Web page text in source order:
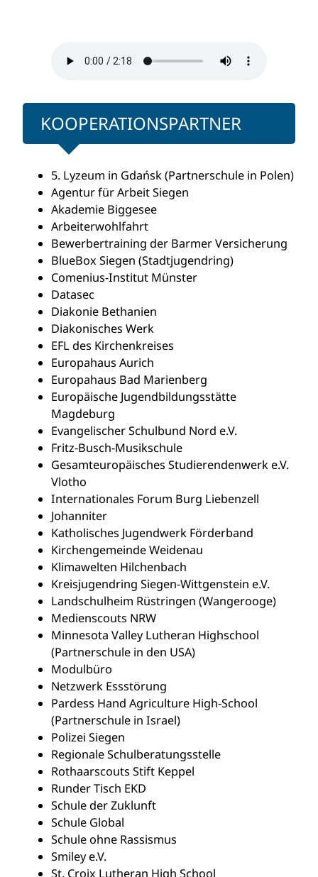
KOOPERATIONSPARTNER
5. Lyzeum in Gdańsk (Partnerschule in Polen)
Agentur für Arbeit Siegen
Akademie Biggesee
Arbeiterwohlfahrt
Bewerbertraining der Barmer Versicherung
BlueBox Siegen (Stadtjugendring)
Comenius-Institut Münster
Datasec
Diakonie Bethanien
Diakonisches Werk
EFL des Kirchenkreises
Europahaus Aurich
Europahaus Bad Marienberg
Europäische Jugendbildungsstätte
Magdeburg
Evangelischer Schulbund Nord e.V.
Fritz-Busch-Musikschule
Gesamteuropäisches Studierendenwerk e.V.
Vlotho
Internationales Forum Burg Liebenzell
Johanniter
Katholisches Jugendwerk Förderband
Kirchengemeinde Weidenau
Klimawelten Hilchenbach
Kreisjugendring Siegen-Wittgenstein e.V.
Landschulheim Rüstringen (Wangerooge)
Medienscouts NRW
Minnesota Valley Lutheran Highschool
(Partnerschule in den USA)
Modulbüro
Netzwerk Essstörung
Pardess Hand Agriculture High-School
(Partnerschule in Israel)
Polizei Siegen
Regionale Schulberatungsstelle
Rothaarscouts Stift Keppel
Runder Tisch EKD
Schule der Zuklunft
Schule Global
Schule ohne Rassismus
Smiley e.V.
St. Croix Lutheran High School